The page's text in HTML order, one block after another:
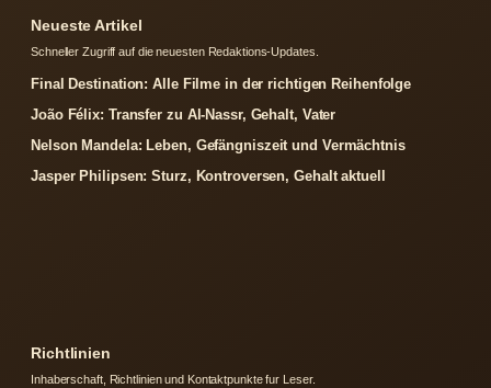
Neueste Artikel
Schneller Zugriff auf die neuesten Redaktions-Updates.
Final Destination: Alle Filme in der richtigen Reihenfolge
João Félix: Transfer zu Al-Nassr, Gehalt, Vater
Nelson Mandela: Leben, Gefängniszeit und Vermächtnis
Jasper Philipsen: Sturz, Kontroversen, Gehalt aktuell
Richtlinien
Inhaberschaft, Richtlinien und Kontaktpunkte fur Leser.